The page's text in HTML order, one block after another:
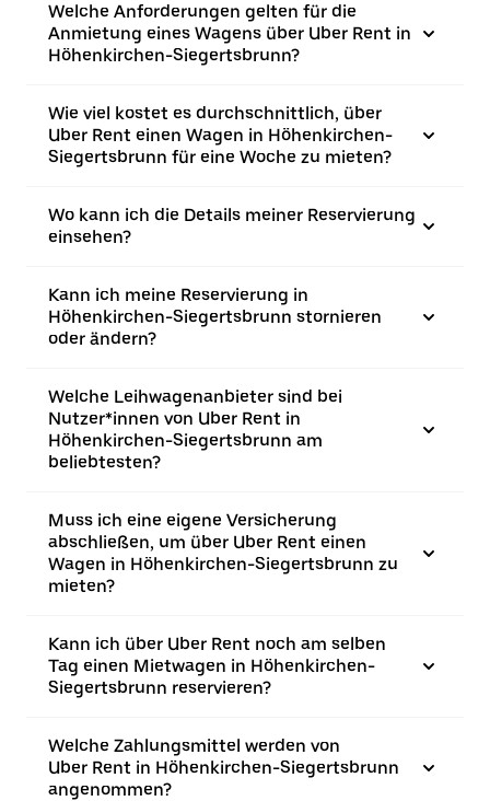
Welche Anforderungen gelten für die
Anmietung eines Wagens über Uber Rent in
Höhenkirchen-Siegertsbrunn?
Wie viel kostet es durchschnittlich, über
Uber Rent einen Wagen in Höhenkirchen-
Siegertsbrunn für eine Woche zu mieten?
Wo kann ich die Details meiner Reservierung
einsehen?
Kann ich meine Reservierung in
Höhenkirchen-Siegertsbrunn stornieren
oder ändern?
Welche Leihwagenanbieter sind bei
Nutzer*innen von Uber Rent in
Höhenkirchen-Siegertsbrunn am
beliebtesten?
Muss ich eine eigene Versicherung
abschließen, um über Uber Rent einen
Wagen in Höhenkirchen-Siegertsbrunn zu
mieten?
Kann ich über Uber Rent noch am selben
Tag einen Mietwagen in Höhenkirchen-
Siegertsbrunn reservieren?
Welche Zahlungsmittel werden von
Uber Rent in Höhenkirchen-Siegertsbrunn
angenommen?